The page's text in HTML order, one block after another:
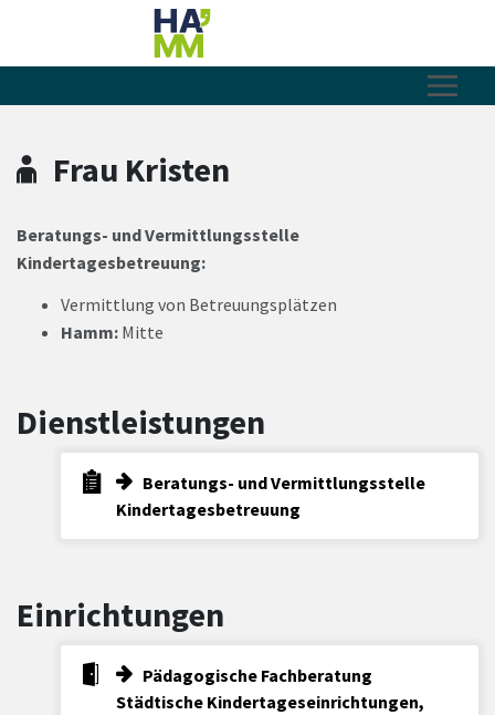
Zum Header
Zum Hauptinhalt
Zum Footer
Zum Hauptinhalt springen
Frau Kristen
Beratungs- und Vermittlungsstelle
Kindertagesbetreuung:
Vermittlung von Betreuungsplätzen
Hamm: Mitte
Dienstleistungen
Beratungs- und Vermittlungsstelle
Kindertagesbetreuung
Einrichtungen
Pädagogische Fachberatung
Städtische Kindertageseinrichtungen,